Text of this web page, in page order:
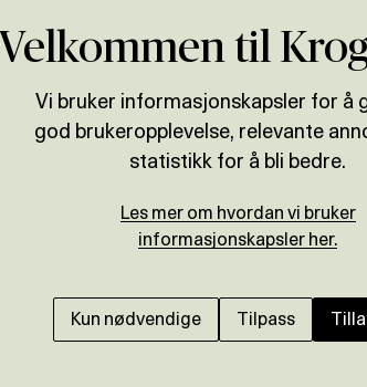
PORSGRUNN -
Enebolig
Velkommen til
Vi bruker informasjonskapsler for å
god brukeropplevelse, relevante
statistikk for å bli bedre.
Les mer om hvordan vi bruker
informasjonskapsler her.
Kun nødvendige Tilpass